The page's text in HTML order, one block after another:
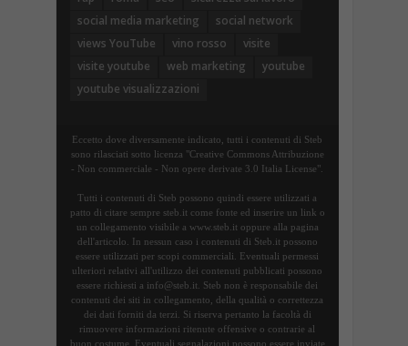
social media marketing
social network
views YouTube
vino rosso
visite
visite youtube
web marketing
youtube
youtube visualizzazioni
Eccetto dove diversamente indicato, tutti i contenuti di Steb
sono rilasciati sotto licenza "Creative Commons Attribuzione
- Non commerciale - Non opere derivate 3.0 Italia License".
Tutti i contenuti di Steb possono quindi essere utilizzati a
patto di citare sempre steb.it come fonte ed inserire un link o
un collegamento visibile a www.steb.it oppure alla pagina
dell'articolo. In nessun caso i contenuti di Steb.it possono
essere utilizzati per scopi commerciali. Eventuali permessi
ulteriori relativi all'utilizzo dei contenuti pubblicati possono
essere richiesti a info@steb.it. Steb non è responsabile dei
contenuti dei siti in collegamento, della qualità o correttezza
dei dati forniti da terzi. Si riserva pertanto la facoltà di
rimuovere informazioni ritenute offensive o contrarie al
buon costume. Eventuali segnalazioni possono essere inviate